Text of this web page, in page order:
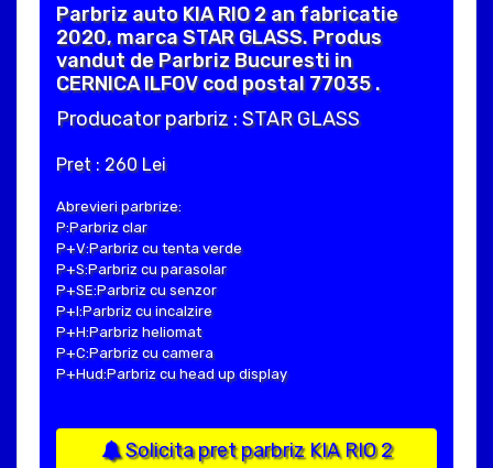
Parbriz auto KIA RIO 2 an fabricatie
2020, marca STAR GLASS. Produs
vandut de Parbriz Bucuresti in
CERNICA ILFOV cod postal 77035 .
Producator parbriz : STAR GLASS
Pret : 260 Lei
Abrevieri parbrize:
P:Parbriz clar
P+V:Parbriz cu tenta verde
P+S:Parbriz cu parasolar
P+SE:Parbriz cu senzor
P+I:Parbriz cu incalzire
P+H:Parbriz heliomat
P+C:Parbriz cu camera
P+Hud:Parbriz cu head up display
Solicita pret parbriz KIA RIO 2